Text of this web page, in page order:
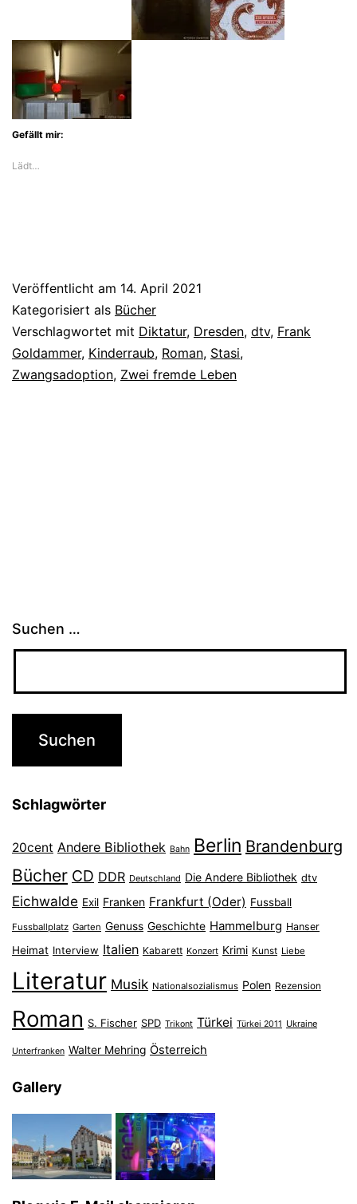
Zwangsadoption
in
der
DDR
Gefällt mir:
Lädt…
Veröffentlicht am 14. April 2021
Kategorisiert als Bücher
Verschlagwortet mit Diktatur, Dresden, dtv, Frank
Goldammer, Kinderraub, Roman, Stasi,
Zwangsadoption, Zwei fremde Leben
Suchen …
Schlagwörter
20cent Andere Bibliothek Bahn Berlin Brandenburg
Bücher CD DDR Deutschland Die Andere Bibliothek dtv
Eichwalde Exil Franken Frankfurt (Oder) Fussball
Fussballplatz Garten Genuss Geschichte Hammelburg Hanser
Heimat Interview Italien Kabarett Konzert Krimi Kunst Liebe
Literatur Musik Nationalsozialismus Polen Rezension
Roman S. Fischer SPD Trikont Türkei Türkei 2011 Ukraine
Unterfranken Walter Mehring Österreich
Gallery